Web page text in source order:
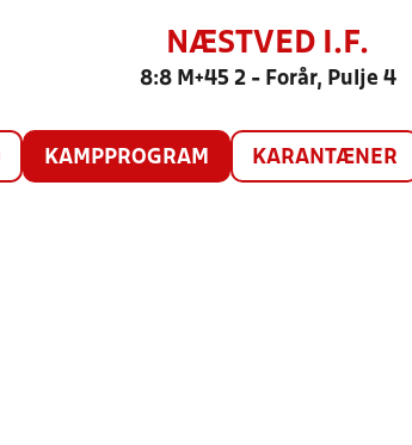
NÆSTVED I.F.
8:8 M+45 2 - Forår, Pulje 4
KAMPPROGRAM KARANTÆNER